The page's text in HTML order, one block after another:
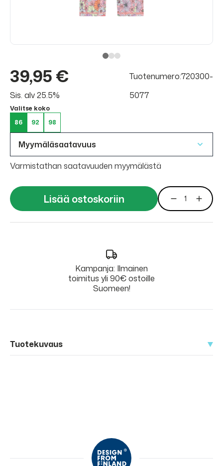
39,95 €
Sis. alv 25.5%
Tuotenumero:720300-
5077
Valitse koko
86
92 98
Myymäläsaatavuus
Varmistathan saatavuuden myymälästä
Lisää ostoskoriin
Kampanja: Ilmainen
toimitus yli 90€ ostoille
Suomeen!
Tuotekuvaus